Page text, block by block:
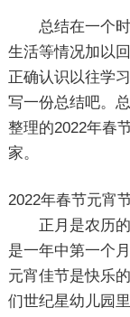
总结在一个
生活等情况加以
正确认识以往学
写一份总结吧。
整理的2022年春
家。
2022年春节元宵
正月是农历
是一年中第一个
元宵佳节是快乐
们世纪星幼儿园